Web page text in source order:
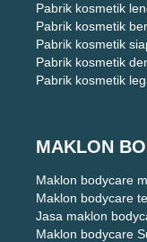
Pabrik kosmetik
Pabrik kosmetik
Pabrik kosmetik
Pabrik kosmetik
Pabrik kosmetik
MAKLON
Maklon bodycare
Maklon bodycare
Jasa maklon
Maklon bodycare